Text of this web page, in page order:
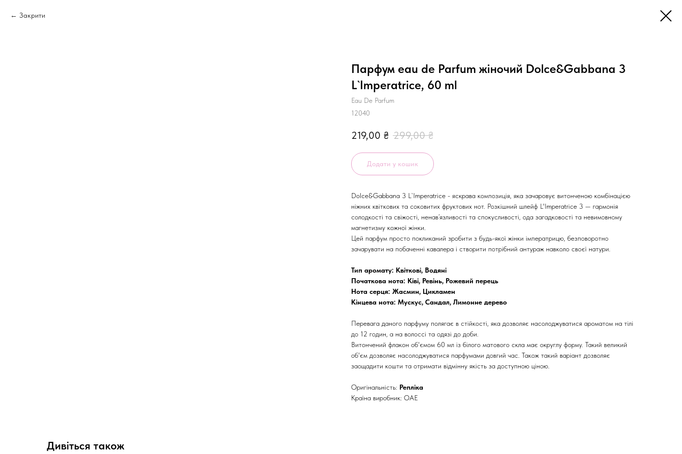
Закрити
Парфум eau de Parfum жіночий Dolce&Gabbana 3
L`Imperatrice, 60 ml
Eau De Parfum
12040
219,00 ₴ 299,00 ₴
Додати у кошик
Dolce&Gabbana 3 L`Imperatrice - яскрава композиція, яка зачаровує витонченою комбінацією
ніжних квіткових та соковитих фруктових нот. Розкішний шлейф L'Imperatrice 3 — гармонія
солодкості та свіжості, ненав’язливості та спокусливості, ода загадковості та невимовному
магнетизму кожної жінки.
Цей парфум просто покликаний зробити з будь-якої жінки імператрицю, безповоротно
зачарувати на побаченні кавалера і створити потрібний антураж навколо своєї натури.
Тип аромату: Квіткові, Водяні
Початкова нота: Ківі, Ревінь, Рожевий перець
Нота серця: Жасмин, Цикламен
Кінцева нота: Мускус, Сандал, Лимонне дерево
Перевага даного парфуму полягає в стійкості, яка дозволяє насолоджуватися ароматом на тілі
до 12 годин, а на волоссі та одязі до доби.
Витончений флакон об'ємом 60 мл із білого матового скла має округлу форму. Такий великий
об'єм дозволяє насолоджуватися парфумами довгий час. Також такий варіант дозволяє
заощадити кошти та отримати відмінну якість за доступною ціною.
Оригінальність: Репліка
Країна виробник: ОАЕ
Дивіться також